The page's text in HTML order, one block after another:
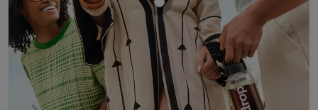
Mostrar producto COLA